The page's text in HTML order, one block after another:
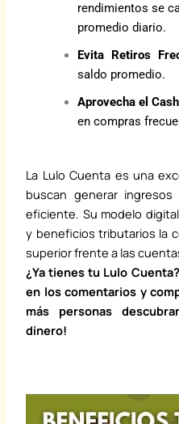
rendimientos se
promedio diario.
Evita Retiros
saldo promedio.
Aprovecha el
en compras
La Lulo Cuenta es una
buscan generar
eficiente. Su modelo
y beneficios tributarios la
superior frente a las
¿Ya tienes tu Lulo
en los comentarios y
más personas
dinero!